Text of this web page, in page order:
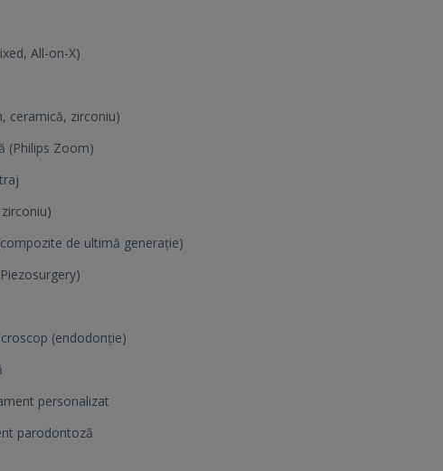
All-on-X)
ceramică, zirconiu)
(Philips Zoom)
de ultimă generație)
(endodonție)
personalizat
parodontoză